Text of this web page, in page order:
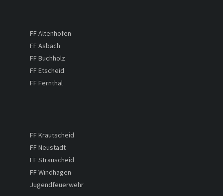
FF Altenhofen
FF Asbach
FF Buchholz
FF Etscheid
FF Fernthal
FF Krautscheid
FF Neustadt
FF Strauscheid
FF Windhagen
Jugendfeuerwehr